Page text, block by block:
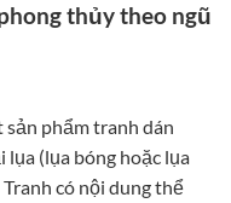
thủy theo ngũ
phẩm tranh dán
(lụa bóng hoặc lụa
có nội dung thể